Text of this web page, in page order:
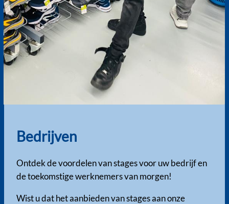
Bedrijven
Ontdek de voordelen van stages voor uw bedrijf en
de toekomstige werknemers van morgen!
Wist u dat het aanbieden van stages aan onze